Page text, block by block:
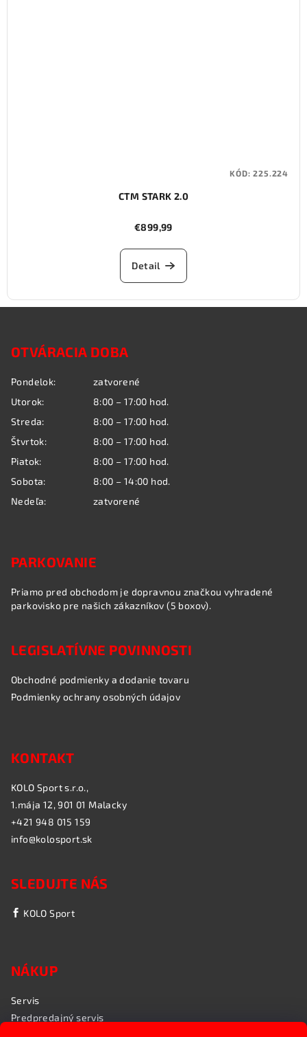
CTM STARK 2.0
€899,99
Detail
KÓD:225.224
OTVÁRACIA DOBA
Pondelok:
zatvorené
Utorok:
8:00 – 17:00 hod.
Streda:
8:00 – 17:00 hod.
Štvrtok:
8:00 – 17:00 hod.
Piatok:
8:00 – 17:00 hod.
Sobota:
8:00 – 14:00 hod.
Nedeľa:
zatvorené
PARKOVANIE
Priamo pred obchodom je dopravnou značkou vyhradené
parkovisko pre našich zákazníkov (5 boxov).
LEGISLATÍVNE POVINNOSTI
Obchodné podmienky a dodanie tovaru
Podmienky ochrany osobných údajov
KONTAKT
KOLO Sport s.r.o.,
1.mája 12, 901 01 Malacky
+421 948 015 159
info@kolosport.sk
SLEDUJTE NÁS
KOLO Sport
NÁKUP
Servis
Predpredajný servis